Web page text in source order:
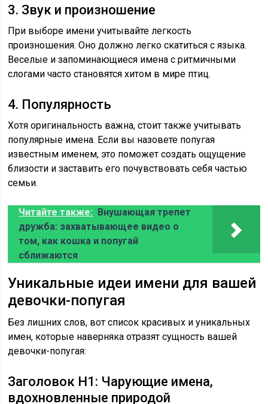
3. Звук и произношение
При выборе имени учитывайте легкость
произношения. Оно должно легко скатиться с языка.
Веселые и запоминающиеся имена с ритмичными
слогами часто становятся хитом в мире птиц.
4. Популярность
Хотя оригинальность важна, стоит также учитывать
популярные имена. Если вы назовете попугая
известным именем, это поможет создать ощущение
близости и заставить его почувствовать себя частью
семьи.
Читайте также:
Внушающая трепет
дружба: захватывающее видео о
том, как кошка и попугай
сближаются
Уникальные идеи имени для вашей
девочки-попугая
Без лишних слов, вот список красивых и уникальных
имен, которые наверняка отразят сущность вашей
девочки-попугая:
Заголовок H1: Чарующие имена,
вдохновленные природой